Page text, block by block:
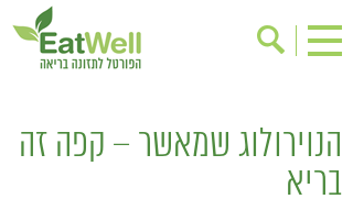
בישול בריא
אינדקס עסקים
ריפוי ומניעת מחלות
הנוירולוג שמאשר – קפה זה
בריא